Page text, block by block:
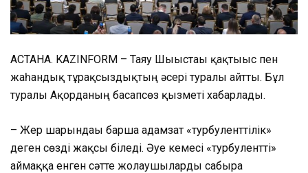
АСТАНА. KAZINFORM – Таяу Шығыстағы қақтығыс пен
жаһандық тұрақсыздықтың әсері туралы айтты. Бұл
туралы Ақорданың басапсөз қызметі хабарлады.
– Жер шарындағы барша адамзат «турбуленттілік»
деген сөзді жақсы біледі. Әуе кемесі «турбулентті»
аймаққа енген сәтте жолаушыларды сабырға